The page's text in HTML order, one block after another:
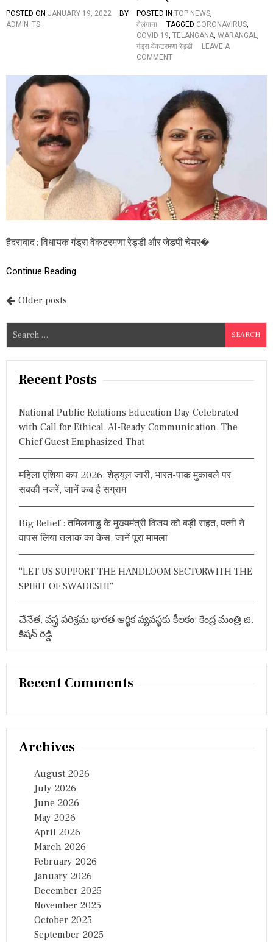
श
त
,
र्फ्यू
जा
री
POSTED ON JANUARY 19, 2022
BY
ADMIN_TS
POSTED IN TOP NEWS,
तेलंगाना
TAGGED CORONAVIRUS,
COVID 19, TELANGANA, WARANGAL,
गंड्रा वेंकटरमणा रेड्डी
LEAVE A
COMMENTO
य
क
गं
ड्रा
वें
क
र
रे
ड्डी
प
सा
का
ले
ये
ह
रे
हैदराबाद : विधायक गंड्रा वेंकटरमणा रेड्डी और जेडपी चेयर�
Continue Reading
P
o
s
Older posts
e
a
Recent Posts
National Public Relations Education Day Celebrated
with Call for Ethical, AI-Ready Communication, The
Chief Guest Emphasized That
महिला एशिया कप 2026: शेड्यूल जारी, भारत-पाक मुकाबले पर
सबकी नजरें, जानें कब है सग्राम
Big Relief : तमिलनाडु के मुख्यमंत्री विजय को बड़ी राहत, पत्नी ने
वापस लिया तलाक का केस, जानें पूरा मामला
“LET US SUPPORT THE HANDLOOM SECTORWITH THE
SPIRIT OF SWADESHI”
చేనేత, వస్త్ర పరిశ్రమ భారత ఆర్థిక వ్యవస్థకు కీలకం: కేంద్ర మంత్రి జి.
కిషన్ రెడ్డి
Recent Comments
Archives
August 2026
July 2026
June 2026
May 2026
April 2026
March 2026
February 2026
January 2026
December 2025
November 2025
October 2025
September 2025